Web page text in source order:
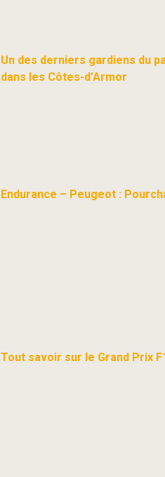
Un des derniers gardiens du
dans les Côtes-d’Armor
Endurance – Peugeot :
Tout savoir sur le Grand Prix